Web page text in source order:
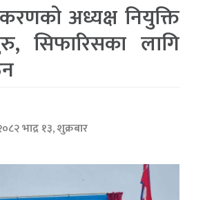
अध्यक्ष नियुक्ति
सिफारिसका लागि
भाद्र १३, शुक्रबार